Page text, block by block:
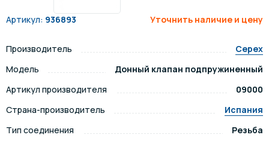
Артикул: 936893 Уточнить наличие и цену
Производитель
Cepex
Модель
Донный клапан подпружиненный
Артикул производителя
09000
Страна-производитель
Испания
Тип соединения
Резьба